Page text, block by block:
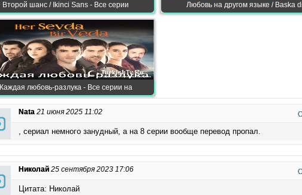
Второй шанс / Ikinci Sans - Все серии Любовь на другом языке / Baska
Каждая любовь-разлука - Все серии на
Nata 21 июня 2025 11:02
, сериал немного занудный, а на 8 серии вообще перевод пропал.
Николай 25 сентября 2023 17:06
Цитата: Николай